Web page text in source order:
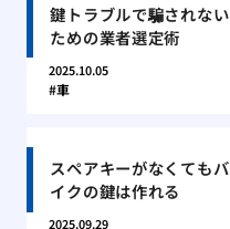
鍵トラブルで騙されない
ための業者選定術
2025.10.05
車
スペアキーがなくてもバ
イクの鍵は作れる
2025.09.29